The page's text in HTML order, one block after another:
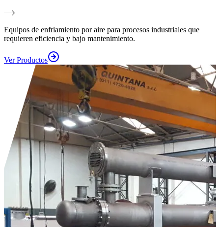
Equipos de enfriamiento por aire para procesos industriales que
requieren eficiencia y bajo mantenimiento.
Ver Productos